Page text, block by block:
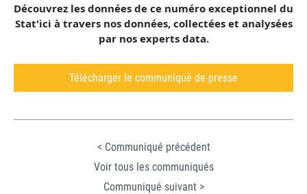
Découvrez les données de ce numéro exceptionnel du
Stat'ici à travers nos données, collectées et analysées
par nos experts data.
Télécharger le communiqué de presse
< Communiqué précédent
Voir tous les communiqués
Communiqué suivant >